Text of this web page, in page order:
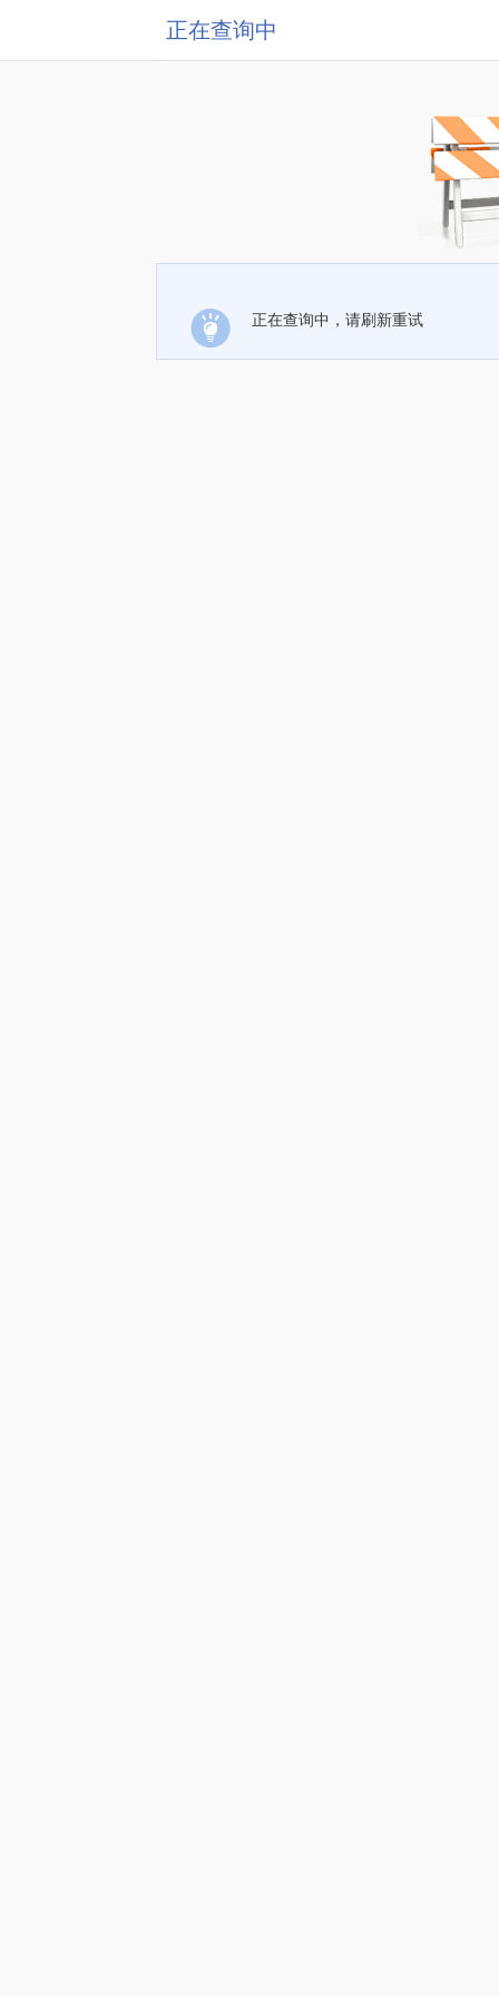
正在查询中
正在查询中，请刷新重试